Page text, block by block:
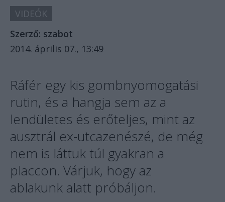
VIDEÓK
Szerző: szabot
2014. április 07., 13:49
Ráfér egy kis gombnyomogatási
rutin, és a hangja sem az a
lendületes és erőteljes, mint az
ausztrál ex-utcazenészé, de még
nem is láttuk túl gyakran a
placcon. Várjuk, hogy az
ablakunk alatt próbáljon.